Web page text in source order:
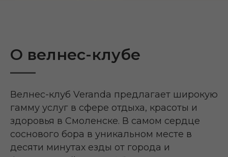
О велнес-клубе
Велнес-клуб Veranda предлагает широкую
гамму услуг в сфере отдыха, красоты и
здоровья в Смоленске. В самом сердце
соснового бора в уникальном месте в
десяти минутах езды от города и